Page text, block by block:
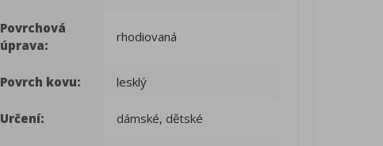
Povrchová
úprava:
rhodiovaná
Povrch kovu: lesklý
Určení: dámské, dětské